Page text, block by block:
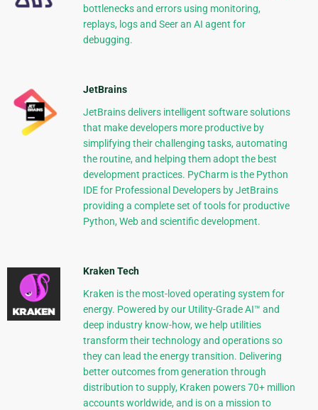
bottlenecks and errors using monitoring,
replays, logs and Seer an AI agent for
debugging.
JetBrains
JetBrains delivers intelligent software solutions
that make developers more productive by
simplifying their challenging tasks, automating
the routine, and helping them adopt the best
development practices. PyCharm is the Python
IDE for Professional Developers by JetBrains
providing a complete set of tools for productive
Python, Web and scientific development.
Kraken Tech
Kraken is the most-loved operating system for
energy. Powered by our Utility-Grade AI™ and
deep industry know-how, we help utilities
transform their technology and operations so
they can lead the energy transition. Delivering
better outcomes from generation through
distribution to supply, Kraken powers 70+ million
accounts worldwide, and is on a mission to